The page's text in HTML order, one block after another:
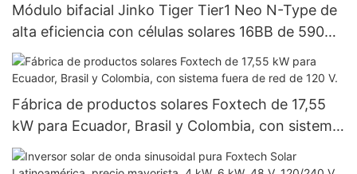
Módulo bifacial Jinko Tiger Tier1 Neo N-Type de
alta eficiencia con células solares 16BB de 590
vatios, 620 vatios, 630 vatios y 650 vatios con
doble panel.
Fábrica de productos solares Foxtech de 17,55
kW para Ecuador, Brasil y Colombia, con sistema
fuera de red de 120 V.